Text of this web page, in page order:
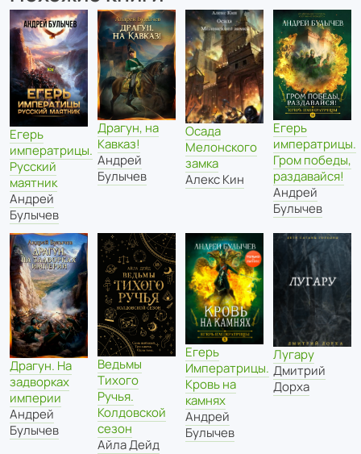
Егерь
императрицы.
Русский
маятник
Андрей
Булычев
Драгун, на
Кавказ!
Андрей
Булычев
Осада
Мелонского
замка
Алекс Кин
Егерь
императрицы.
Гром победы,
раздавайся!
Андрей
Булычев
Драгун. На
задворках
империи
Андрей
Булычев
Ведьмы
Тихого
Ручья.
Колдовской
сезон
Айла Дейд
Егерь
Императрицы.
Кровь на
камнях
Андрей
Булычев
Лугару
Дмитрий
Дорха